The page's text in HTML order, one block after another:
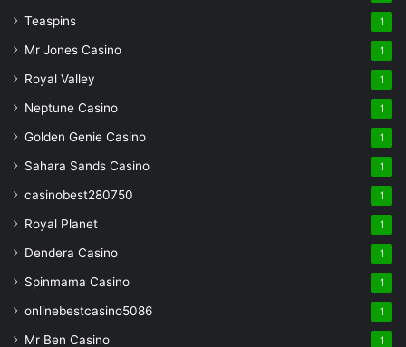
Teaspins 1
Mr Jones Casino 1
Royal Valley 1
Neptune Casino 1
Golden Genie Casino 1
Sahara Sands Casino 1
casinobest280750 1
Royal Planet 1
Dendera Casino 1
Spinmama Casino 1
onlinebestcasino5086 1
Mr Ben Casino 1